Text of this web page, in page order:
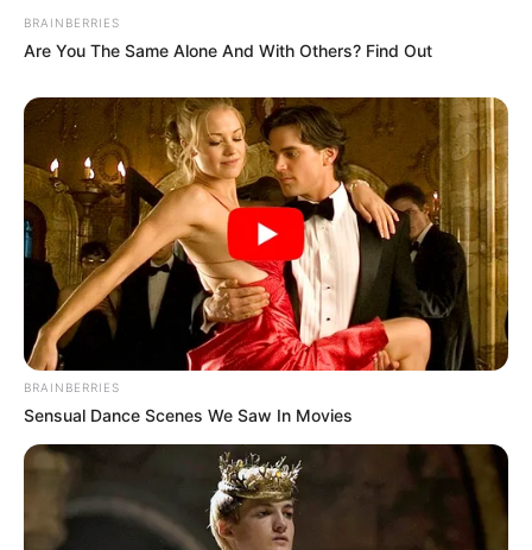
BRAINBERRIES
Are You The Same Alone And With Others? Find Out
BRAINBERRIES
Sensual Dance Scenes We Saw In Movies